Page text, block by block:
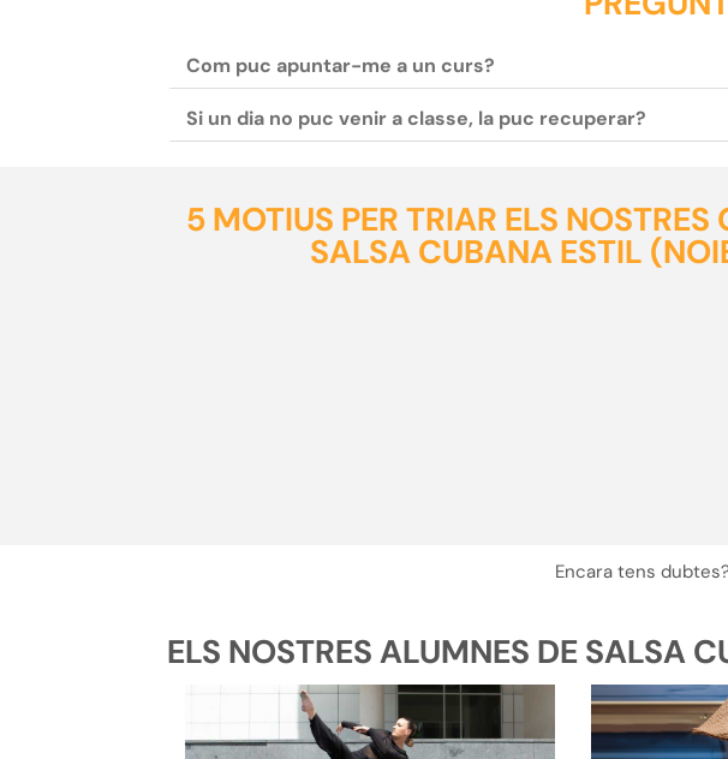
Com puc apuntar-me a un curs?
Si un dia no puc venir a classe, la puc recuperar?
5 MOTIUS PER TRIAR ELS NOSTRES
SALSA CUBANA ESTIL
Encara tens dubtes?
ELS NOSTRES ALUMNES DE SALSA